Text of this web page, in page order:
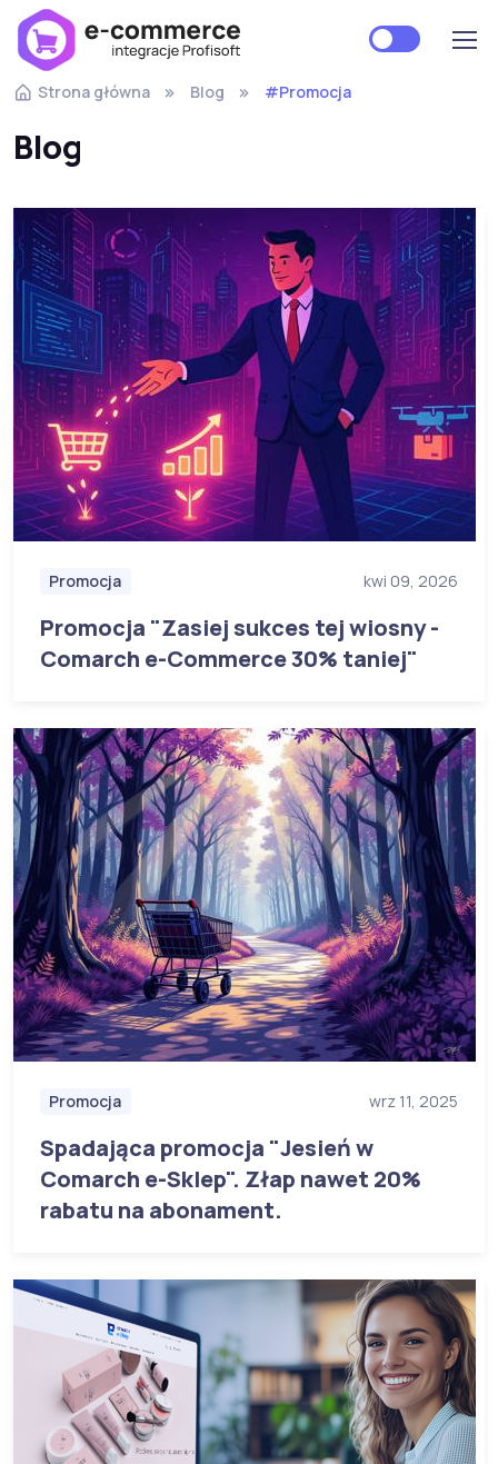
Strona główna Blog #Promocja
Blog
Promocja kwi 09, 2026
Promocja "Zasiej sukces tej wiosny -
Comarch e-Commerce 30% taniej"
Promocja wrz 11, 2025
Spadająca promocja "Jesień w
Comarch e-Sklep". Złap nawet 20%
rabatu na abonament.